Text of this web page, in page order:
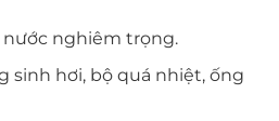
nước nghiêm trọng.
sinh hơi, bộ quá nhiệt, ống